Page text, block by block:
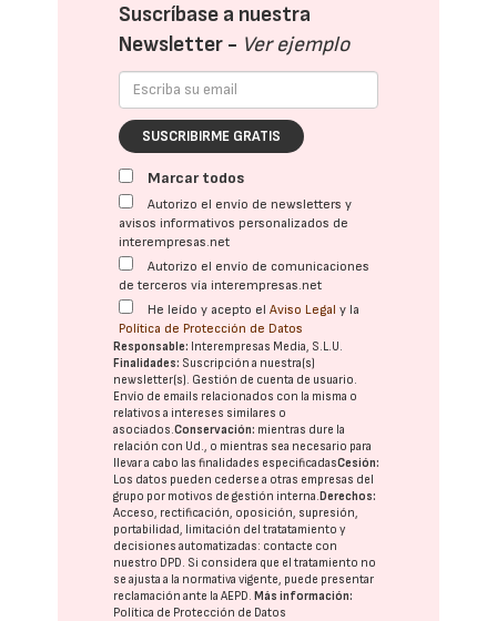
Suscríbase a nuestra
Newsletter - Ver ejemplo
SUSCRIBIRME GRATIS
Marcar todos
Autorizo el envío de newsletters y
avisos informativos personalizados de
interempresas.net
Autorizo el envío de comunicaciones
de terceros vía interempresas.net
He leído y acepto elAviso Legal y la
Política de Protección de Datos
Responsable: Interempresas Media, S.L.U.
Finalidades: Suscripción a nuestra(s)
newsletter(s). Gestión de cuenta de usuario.
Envío de emails relacionados con la misma o
relativos a intereses similares o
asociados.Conservación: mientras dure la
relación con Ud., o mientras sea necesario para
llevar a cabo las finalidades especificadasCesión:
Los datos pueden cederse a otras empresas del
grupo por motivos de gestión interna.Derechos:
Acceso, rectificación, oposición, supresión,
portabilidad, limitación del tratatamiento y
decisiones automatizadas: contacte con
nuestro DPD. Si considera que el tratamiento no
se ajusta a la normativa vigente, puede presentar
reclamación ante laAEPD.Más información:
Política de Protección de Datos